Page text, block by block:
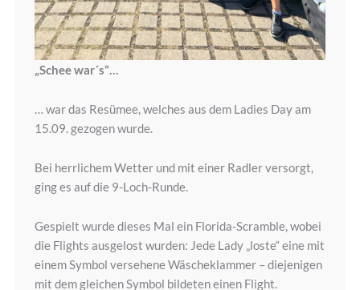
„Schee war´s“…
… war das Resümee, welches aus dem Ladies Day am
15.09. gezogen wurde.
Bei herrlichem Wetter und mit einer Radler versorgt,
ging es auf die 9-Loch-Runde.
Gespielt wurde dieses Mal ein Florida-Scramble, wobei
die Flights ausgelost wurden: Jede Lady „loste“ eine mit
einem Symbol versehene Wäscheklammer – diejenigen
mit dem gleichen Symbol bildeten einen Flight.